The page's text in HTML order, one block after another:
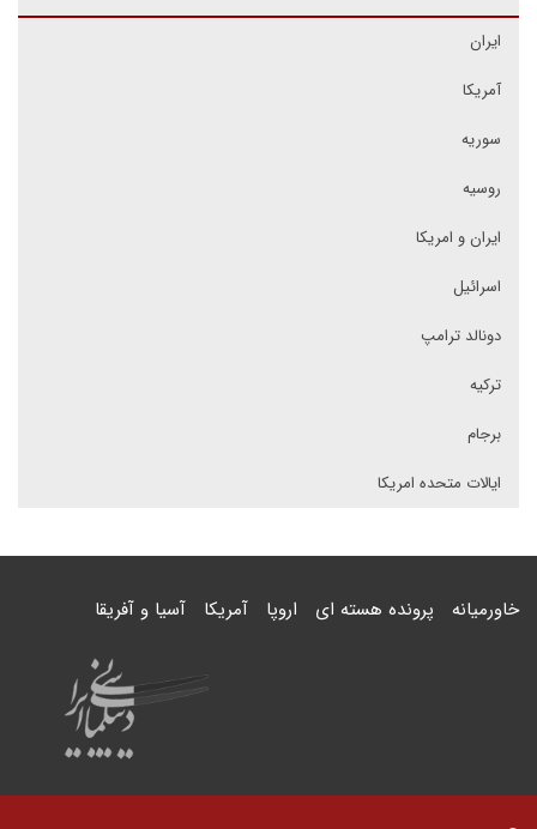
ایران
آمریکا
سوریه
روسیه
ایران و امریکا
اسرائیل
دونالد ترامپ
ترکیه
برجام
ایالات متحده امریکا
خاورمیانه پرونده هسته ای اروپا آمریکا آسیا و آفریقا